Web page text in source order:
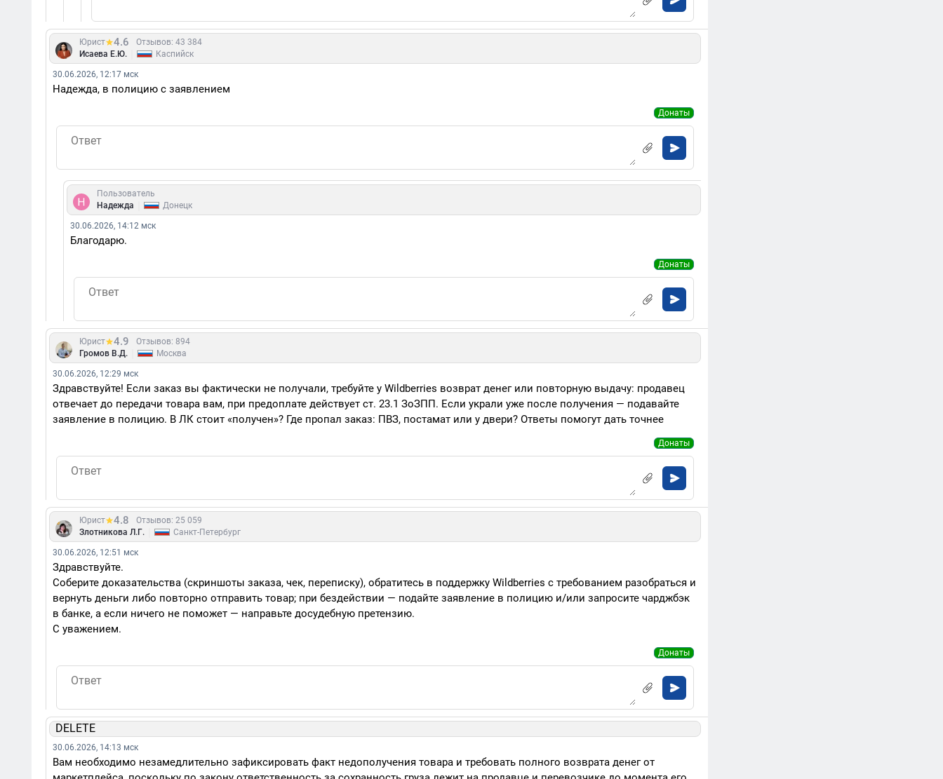
Юрист 4.6
Отзывов: 43 384
Исаева Е.Ю.
Каспийск
30.06.2026, 12:17 мск
Надежда, в полицию с заявлением
Донаты
Пользователь
Надежда
Донецк
30.06.2026, 14:12 мск
Благодарю.
Донаты
Юрист 4.9
Отзывов: 894
Громов В.Д.
Москва
30.06.2026, 12:29 мск
Здравствуйте! Если заказ вы фактически не получали, требуйте у Wildberries возврат денег или повторную выдачу: продавец
отвечает до передачи товара вам, при предоплате действует ст. 23.1 ЗоЗПП. Если украли уже после получения — подавайте
заявление в полицию. В ЛК стоит «получен»? Где пропал заказ: ПВЗ, постамат или у двери? Ответы помогут дать точнее
Донаты
Юрист 4.8
Отзывов: 25 059
Злотникова Л.Г.
Санкт-Петербург
30.06.2026, 12:51 мск
Здравствуйте.
Соберите доказательства (скриншоты заказа, чек, переписку), обратитесь в поддержку Wildberries с требованием разобраться и
вернуть деньги либо повторно отправить товар; при бездействии — подайте заявление в полицию и/или запросите чарджбэк
в банке, а если ничего не поможет — направьте досудебную претензию.
С уважением.
Донаты
DELETE
30.06.2026, 14:13 мск
Вам необходимо незамедлительно зафиксировать факт недополучения товара и требовать полного возврата денег от